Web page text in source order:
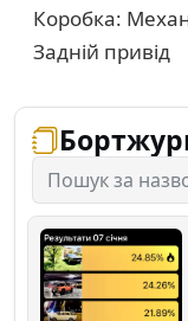
Коробка:
Задній привід